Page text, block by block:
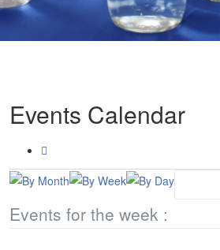
Events Calendar
Events for the week :